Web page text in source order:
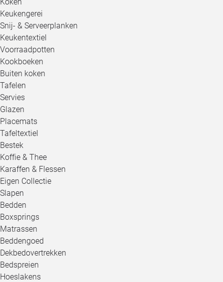
Keukengerei
Snij- & Serveerplanken
Keukentextiel
Voorraadpotten
Kookboeken
Buiten koken
Tafelen
Servies
Glazen
Placemats
Tafeltextiel
Bestek
Koffie & Thee
Karaffen & Flessen
Eigen Collectie
Slapen
Bedden
Boxsprings
Matrassen
Beddengoed
Dekbedovertrekken
Bedspreien
Hoeslakens